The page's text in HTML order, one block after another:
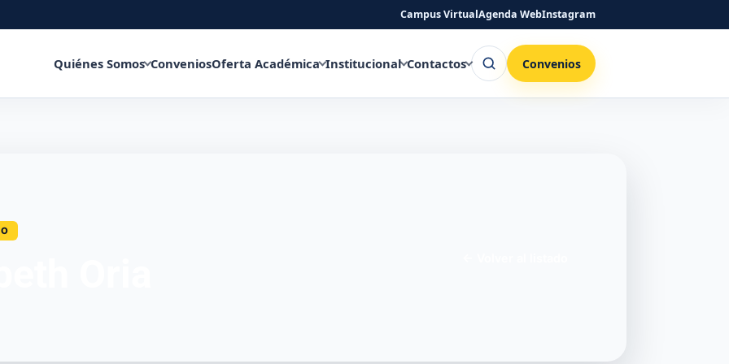
Campus VirtualAgenda WebInstagram
Quiénes Somos ConveniosOferta Académica Institucional Contactos Buscar Convenios
Oria